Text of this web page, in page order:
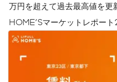
万円を超えて過去最高値を更
HOME'Sマーケットレポート